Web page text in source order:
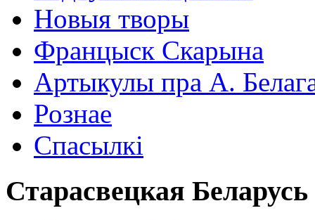
Новыя творы
Францыск Скарына
Артыкулы пра А.
Рознае
Спасылкі
Старасвецкая Беларусь